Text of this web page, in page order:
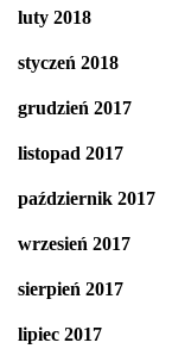
luty 2018
styczeń 2018
grudzień 2017
listopad 2017
październik 2017
wrzesień 2017
sierpień 2017
lipiec 2017